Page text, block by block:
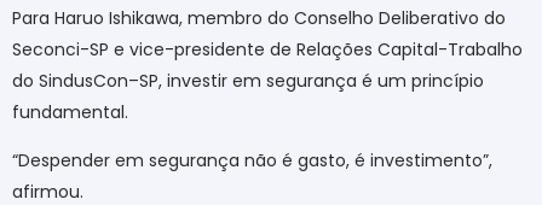
Para Haruo Ishikawa, membro do Conselho Deliberativo do
Seconci-SP e vice-presidente de Relações Capital-Trabalho
do SindusCon–SP, investir em segurança é um princípio
fundamental.
“Despender em segurança não é gasto, é investimento”,
afirmou.